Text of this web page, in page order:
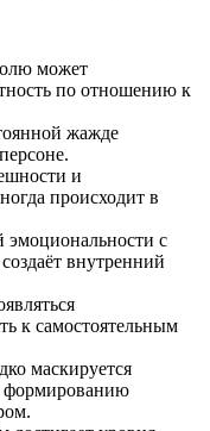
может
по отношению к
жажде
и
происходит в
эмоциональности с
внутренний
к самостоятельным
маскируется
формированию